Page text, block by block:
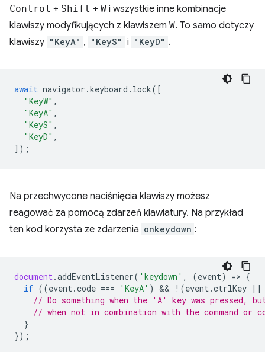
Control + Shift + W i wszystkie inne kombinacje
klawiszy modyfikujących z klawiszem W. To samo dotyczy
klawiszy "KeyA" , "KeyS" i "KeyD" .
await navigator .keyboard . lock([
"KeyW" ,
"KeyA" ,
"KeyS" ,
"KeyD" ,
]);
Na przechwycone naciśnięcia klawiszy możesz
reagować za pomocą zdarzeń klawiatury. Na przykład
ten kod korzysta ze zdarzenia onkeydown :
document.addEventListener( 'keydown' , (event) => {
if ((event.code === 'KeyA' ) && ! (event.ctrlKey ||
// Do something when the 'A' key was pressed,
// when not in combination with the command or
}
});